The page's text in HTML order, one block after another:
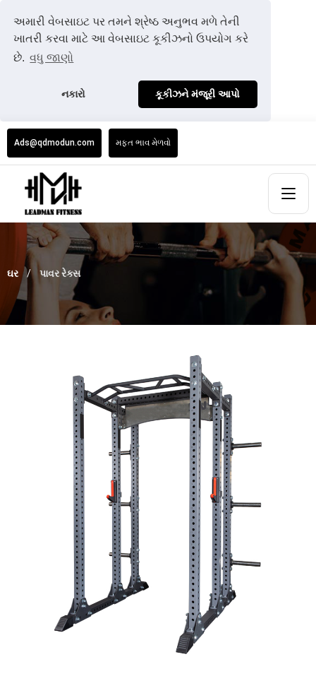
અમારી વેબસાઇટ પર તમને શ્રેષ્ઠ અનુભવ મળે તેની
ખાતરી કરવા માટે આ વેબસાઇટ કૂકીઝનો ઉપયોગ કરે
છે. વધુ જાણો
નકારો કૂકીઝને મંજૂરી આપો
Ads@qdmodun.com મફત ભાવ મેળવો
ઘર પાવર રેક્સ